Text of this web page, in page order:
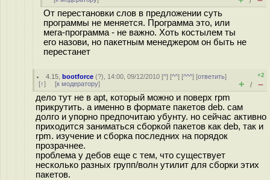
От перестановки слов в предложении суть
программы не меняется. Программа это, или
мега-программа - не важно. Хоть костылем ты
его назови, но пакетным менеджером он быть не
перестанет
4.15 ,bootforce (?), 14:00, 09/12/2010 [^] [^^] [^^^] [ответить]
[↑] [к модератору]
+2
+ / –
дело тут не в apt, который можно и поверх rpm
прикрутить. а именно в формате пакетов deb. сам
долго и упорно предпочитаю убунту. но сейчас активно
приходится заниматься сборкой пакетов как deb, так и
rpm. изучение и сборка последних на порядок
прозрачнее.
проблема у дебов еще с тем, что существует
несколько разных групп/волн утилит для сборки этих
пакетов.